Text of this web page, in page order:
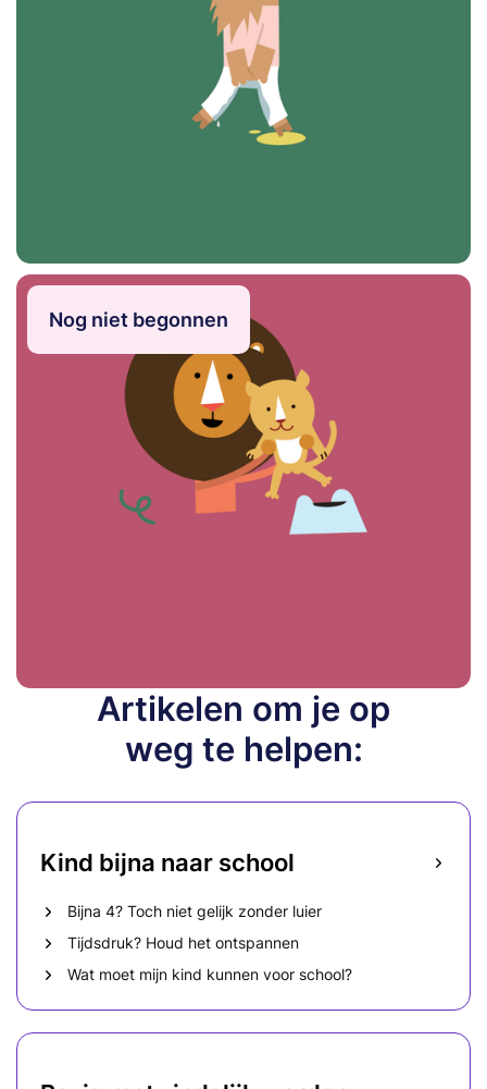
Nog niet begonnen
Artikelen om je op
weg te helpen:
Kind bijna naar school
Bijna 4? Toch niet gelijk zonder luier
Tijdsdruk? Houd het ontspannen
Wat moet mijn kind kunnen voor school?